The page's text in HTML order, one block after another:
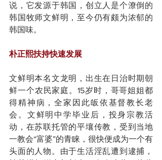
说，它发源于韩国，创立人是个潦倒的
韩国牧师文鲜明，至今仍有颇为浓郁的
韩国味。
朴正熙扶持快速发展
文鲜明本名文龙明，出生在日治时期朝
鲜一个农民家庭。15岁时，哥哥姐姐都
得精神病，全家因此皈依基督教长老
会。文鲜明中学毕业后，投身宗教活
动，在苏联托管的平壤传教，受到当地
一教会“富婆”的青睐，很快便成为一个有
头面的人物。由于生活淫乱遭到逮捕，